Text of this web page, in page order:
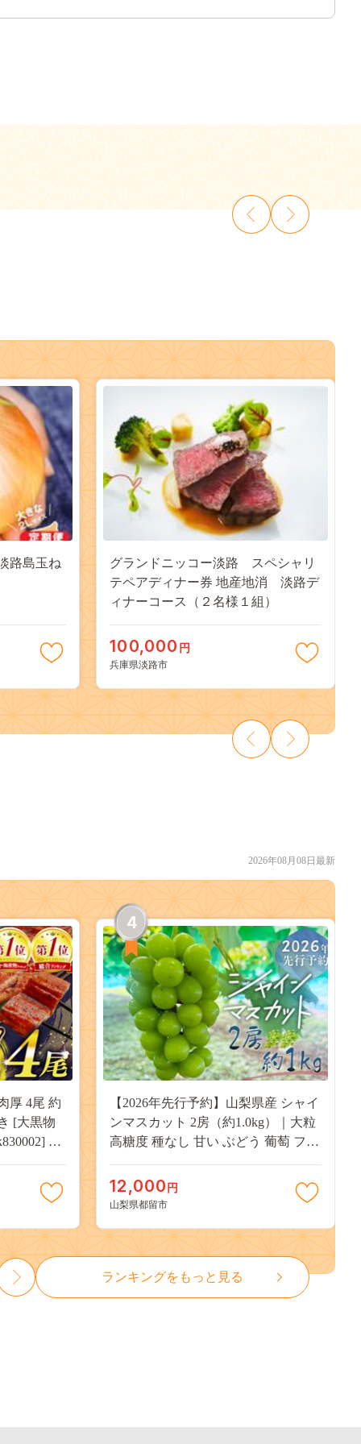
路島玉ね
グランドニッコー淡路 スペシャリ
テペアディナー券 地産地消 淡路デ
ィナーコース（２名様１組）
100,000 円
兵庫県淡路市
2026年08月08日最新
厚 4尾 約
[大黒物
不
かば焼
13000
4
【2026年先行予約】山梨県産 シャイ
ンマスカット 2房（約1.0kg）｜大粒
高糖度 種なし 甘い ぶどう 葡萄 フル
JX003
12,000 円
山梨県都留市
ランキングをもっと見る